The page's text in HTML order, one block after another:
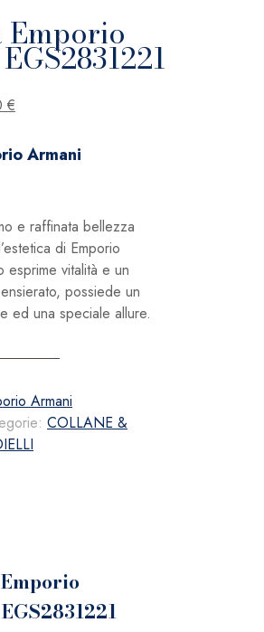
€
attuale
Armani
e raffinata bellezza
di Emporio
esprime vitalità e un
possiede un
ed una speciale allure.
Armani
COLLANE &